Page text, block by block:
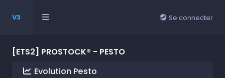
V3 Se connecter
[ETS2] PROSTOCK® - PESTO
Evolution Pesto